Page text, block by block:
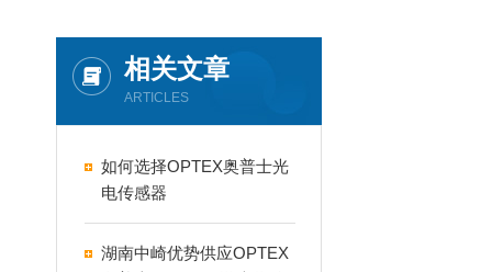
相关文章
ARTICLES
如何选择OPTEX奥普士光
电传感器
湖南中崎优势供应OPTEX